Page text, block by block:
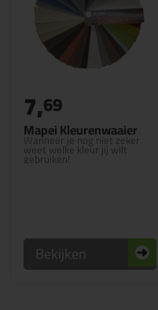
Mapei Kleurenwaaier
Wanneer je nog niet zeker
weet welke kleur jij wilt
gebruiken!
7,69
Bekijken